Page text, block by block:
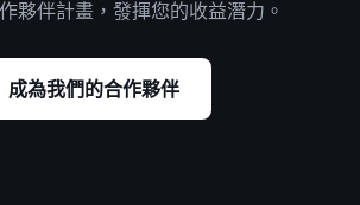
夥伴計畫，發揮您的收益潛力。
成為我們的合作夥伴